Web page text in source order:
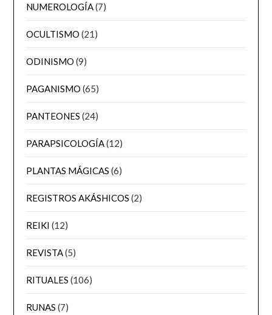
NUMEROLOGÍA(7)
OCULTISMO (21)
ODINISMO (9)
PAGANISMO (65)
PANTEONES (24)
PARAPSICOLOGÍA(12)
PLANTAS MÁGICAS (6)
REGISTROS AKÁSHICOS (2)
REIKI (12)
REVISTA(5)
RITUALES (106)
RUNAS (7)